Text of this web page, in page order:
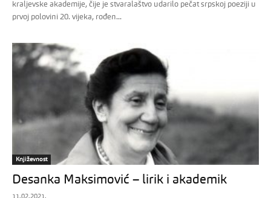
kraljevske akademije, čije je stvaralaštvo udarilo pečat srpskoj poeziji u
prvoj polovini 20. vijeka, rođen...
Književnost
Desanka Maksimović – lirik i akademik